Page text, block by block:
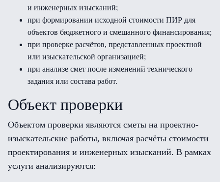
и инженерных изысканий;
при формировании исходной стоимости ПИР для
объектов бюджетного и смешанного финансирования;
при проверке расчётов, представленных проектной
или изыскательской организацией;
при анализе смет после изменений технического
задания или состава работ.
Объект проверки
Объектом проверки являются сметы на проектно-
изыскательские работы, включая расчёты стоимости
проектирования и инженерных изысканий. В рамках
услуги анализируются: